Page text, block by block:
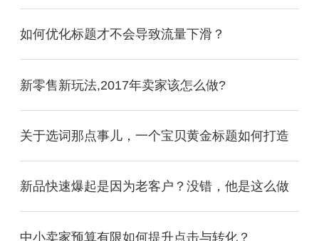
如何优化标题才不会导致流量下滑？
新零售新玩法,2017年卖家该怎么做?
关于选词那点事儿，一个宝贝黄金标题如何打造
新品快速爆起是因为老客户？没错，他是这么做
中小卖家预算有限如何提升点击与转化？